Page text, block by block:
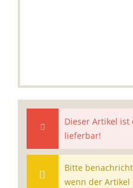
Dieser Artikel
lieferbar!
Bitte
wenn der